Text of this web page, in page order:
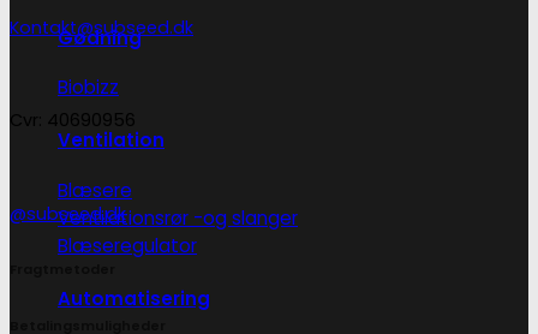
Gødning
Biobizz
Ventilation
Blæsere
Ventilationsrør -og slanger
Blæseregulator
Automatisering
Kontakt@subseed.dk
Cvr: 40690956
@subseed.dk